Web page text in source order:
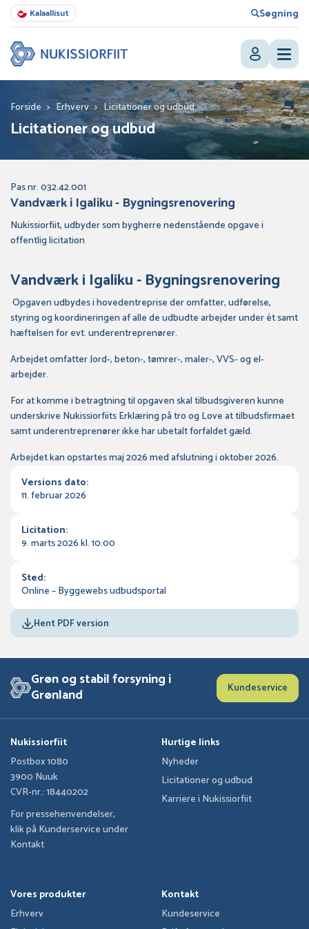
Kalaallisut Søgning
Forside > Erhverv > Licitationer og udbud
Licitationer og udbud
Versions dato:
11. februar 2026
Licitation:
9. marts 2026 kl. 10:00
Sted:
Online – Byggewebs udbudsportal
Hent PDF version
Pas nr. 032.42.001
Vandværk i Igaliku - Bygningsrenovering
Nukissiorfiit, udbyder som bygherre nedenstående opgave i
offentlig licitation
Vandværk i Igaliku - Bygningsrenovering
Opgaven udbydes i hovedentreprise der omfatter, udførelse,
styring og koordineringen af alle de udbudte arbejder under ét samt
hæftelsen for evt. underentreprenører.
Arbejdet omfatter Jord-, beton-, tømrer-, maler-, VVS- og el-
arbejder.
For at komme i betragtning til opgaven skal tilbudsgiveren kunne
underskrive Nukissiorfiits Erklæring på tro og Love at tilbudsfirmaet
samt underentreprenører ikke har ubetalt forfaldet gæld.
Arbejdet kan opstartes maj 2026 med afslutning i oktober 2026.
Grøn og stabil forsyning i
Grønland Kundeservice
Nukissiorfiit
Postbox 1080
3900 Nuuk
CVR-nr.: 18440202
For pressehenvendelser,
klik på Kunderservice under
Kontakt
Hurtige links
Nyheder
Licitationer og udbud
Karriere i Nukissiorfiit
Vores produkter
Erhverv
Kontakt
Kundeservice